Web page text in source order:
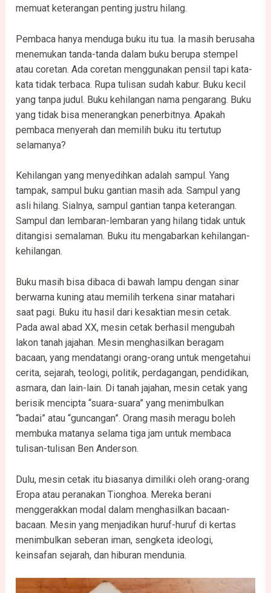
memuat keterangan penting justru hilang.
Pembaca hanya menduga buku itu tua. Ia masih berusaha
menemukan tanda-tanda dalam buku berupa stempel
atau coretan. Ada coretan menggunakan pensil tapi kata-
kata tidak terbaca. Rupa tulisan sudah kabur. Buku kecil
yang tanpa judul. Buku kehilangan nama pengarang. Buku
yang tidak bisa menerangkan penerbitnya. Apakah
pembaca menyerah dan memilih buku itu tertutup
selamanya?
Kehilangan yang menyedihkan adalah sampul. Yang
tampak, sampul buku gantian masih ada. Sampul yang
asli hilang. Sialnya, sampul gantian tanpa keterangan.
Sampul dan lembaran-lembaran yang hilang tidak untuk
ditangisi semalaman. Buku itu mengabarkan kehilangan-
kehilangan.
Buku masih bisa dibaca di bawah lampu dengan sinar
berwarna kuning atau memilih terkena sinar matahari
saat pagi. Buku itu hasil dari kesaktian mesin cetak.
Pada awal abad XX, mesin cetak berhasil mengubah
lakon tanah jajahan. Mesin menghasilkan beragam
bacaan, yang mendatangi orang-orang untuk mengetahui
cerita, sejarah, teologi, politik, perdagangan, pendidikan,
asmara, dan lain-lain. Di tanah jajahan, mesin cetak yang
berisik mencipta “suara-suara” yang menimbulkan
“badai” atau “guncangan”. Orang masih meragu boleh
membuka matanya selama tiga jam untuk membaca
tulisan-tulisan Ben Anderson.
Dulu, mesin cetak itu biasanya dimiliki oleh orang-orang
Eropa atau peranakan Tionghoa. Mereka berani
menggerakkan modal dalam menghasilkan bacaan-
bacaan. Mesin yang menjadikan huruf-huruf di kertas
menimbulkan seberan iman, sengketa ideologi,
keinsafan sejarah, dan hiburan mendunia.